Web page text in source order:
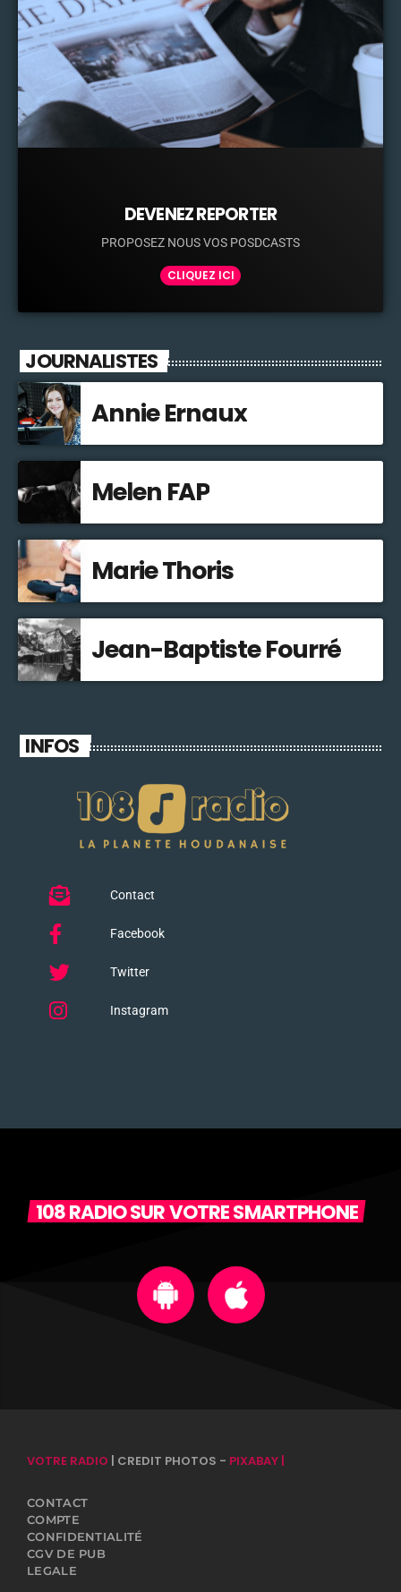
DEVENEZ REPORTER
PROPOSEZ NOUS VOS POSDCASTS
CLIQUEZ ICI
JOURNALISTES
Annie Ernaux
Melen FAP
Marie Thoris
Jean-Baptiste Fourré
INFOS
Contact
Facebook
Twitter
Instagram
108 RADIO SUR VOTRE SMARTPHONE
VOTRE RADIO | CREDIT PHOTOS - PIXABAY |
CONTACT
COMPTE
CONFIDENTIALITÉ
CGV DE PUB
LEGALE